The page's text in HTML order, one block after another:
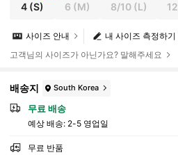
4 (S) 6 (M) 8/10(L) 12
내 사이즈 측정하기
사이즈 안내
고객님의 사이즈가 아닌가요? 말해주세요
배송지 South Korea
무료 배송
예상 배송: 2-5 영업일
무료 반품